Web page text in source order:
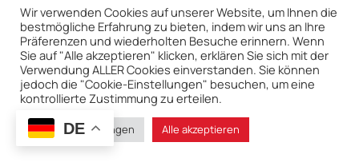
Wir verwenden Cookies auf unserer Website, um Ihnen die
bestmögliche Erfahrung zu bieten, indem wir uns an Ihre
Präferenzen und wiederholten Besuche erinnern. Wenn
Sie auf "Alle akzeptieren" klicken, erklären Sie sich mit der
Verwendung ALLER Cookies einverstanden. Sie können
jedoch die "Cookie-Einstellungen" besuchen, um eine
kontrollierte Zustimmung zu erteilen.
Cookie-Einstellungen Alle akzeptieren
DE